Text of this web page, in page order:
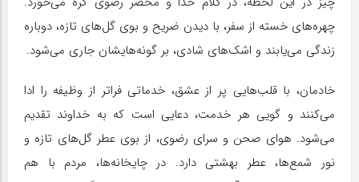
چهره‌های خسته از سفر، با دیدن ضریح و بوی گل‌های تازه، دوباره
زندگی می‌یابند و اشک‌های شادی، بر گونه‌هایشان جاری می‌شود.
خادمان، با قلب‌هایی پر از عشق، خدماتی فراتر از وظیفه را ادا
می‌کنند و گویی هر خدمت، دعایی است که به خداوند تقدیم
می‌شود. هوای صحن و سرای رضوی، از بوی عطر گل‌های تازه و
نور شمع‌ها، عطر بهشتی دارد. در چایخانه‌ها، مردم با هم